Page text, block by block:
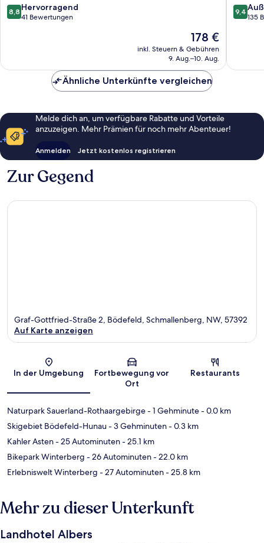
8.8
von
8,8 Hervorragend
41 Bewertungen
Der
Preis
beträgt
178 €
inkl. Steuern & Gebühren
9. Aug.–10. Aug.
9.4
von
9,4
135
Ähnliche Unterkünfte vergleichen
Melde dich an, um verfügbare Rabatte und Vorteile
anzuzeigen. Mehr Prämien für noch mehr Abenteuer!
Anmelden Jetzt kostenlos registrieren
Zur Gegend
Karte
Graf-Gottfried-Straße 2, Bödefeld, Schmallenberg, NW, 57392
Auf Karte anzeigen
In der Umgebung
Fortbewegung vor
Ort
Restaurants
Naturpark Sauerland-Rothaargebirge- 1 Gehminute- 0.0 km
Skigebiet Bödefeld-Hunau- 3 Gehminuten- 0.3 km
Kahler Asten- 25 Autominuten- 25.1 km
Bikepark Winterberg - 26 Autominuten- 22.0 km
Erlebniswelt Winterberg - 27 Autominuten- 25.8 km
Mehr zu dieser Unterkunft
Landhotel Albers